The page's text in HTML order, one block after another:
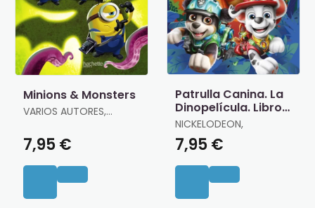
Minions & Monsters
VARIOS AUTORES,
7,95 €
Patrulla Canina. La
Dinopelícula. Libro
de Colorear
NICKELODEON,
7,95 €